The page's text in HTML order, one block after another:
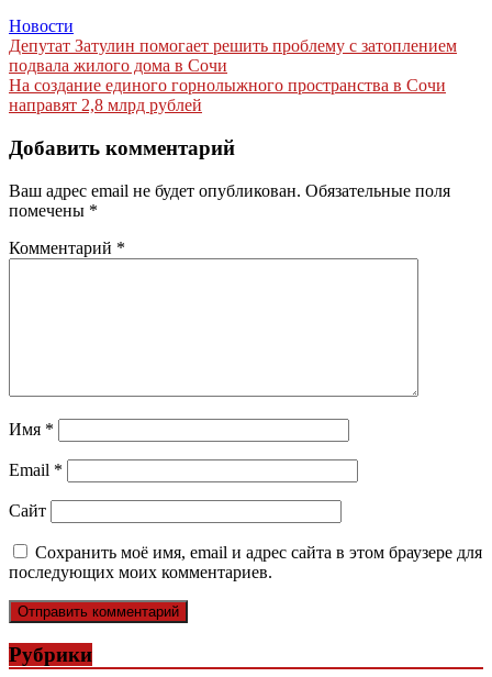
Новости
Навигация
по
записям
Депутат Затулин помогает решить проблему с затоплением
подвала жилого дома в Сочи
На создание единого горнолыжного пространства в Сочи
направят 2,8 млрд рублей
Добавить комментарий
Ваш адрес email не будет опубликован. Обязательные поля
помечены *
Комментарий *
Имя *
Email *
Сайт
Сохранить моё имя, email и адрес сайта в этом браузере для
последующих моих комментариев.
Рубрики